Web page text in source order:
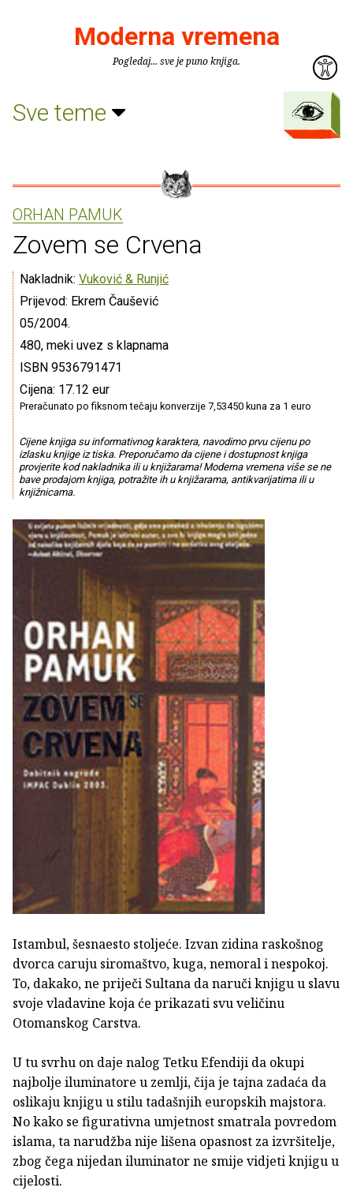
Moderna vremena
Pogledaj... sve je puno knjiga.
Sve teme
ORHAN PAMUK
Zovem se Crvena
Nakladnik: Vuković & Runjić
Prijevod: Ekrem Čaušević
05/2004.
480, meki uvez s klapnama
ISBN 9536791471
Cijena: 17.12 eur
Preračunato po fiksnom tečaju konverzije 7,53450 kuna za 1 euro
Cijene knjiga su informativnog karaktera, navodimo prvu cijenu po
izlasku knjige iz tiska. Preporučamo da cijene i dostupnost knjiga
provjerite kod nakladnika ili u knjižarama! Moderna vremena više se ne
bave prodajom knjiga, potražite ih u knjižarama, antikvarijatima ili u
knjižnicama.
Istambul, šesnaesto stoljeće. Izvan zidina raskošnog
dvorca caruju siromaštvo, kuga, nemoral i nespokoj.
To, dakako, ne priječi Sultana da naruči knjigu u slavu
svoje vladavine koja će prikazati svu veličinu
Otomanskog Carstva.
U tu svrhu on daje nalog Tetku Efendiji da okupi
najbolje iluminatore u zemlji, čija je tajna zadaća da
oslikaju knjigu u stilu tadašnjih europskih majstora.
No kako se figurativna umjetnost smatrala povredom
islama, ta narudžba nije lišena opasnost za izvršitelje,
zbog čega nijedan iluminator ne smije vidjeti knjigu u
cijelosti.